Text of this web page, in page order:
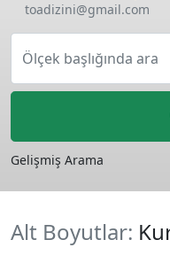
toadizini@gmail.com
Ölçek başlığında ara
Gelişmiş Arama
Alt Boyutlar: